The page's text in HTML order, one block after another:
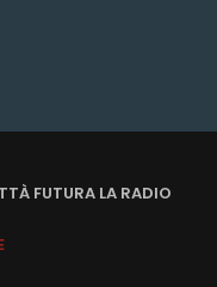
FUTURA LA RADIO